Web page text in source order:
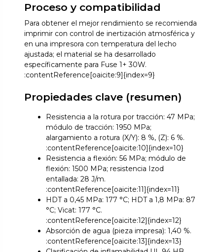
Proceso y compatibilidad
Para obtener el mejor rendimiento se recomienda
imprimir con control de inertización atmosférica y
en una impresora con temperatura del lecho
ajustada; el material se ha desarrollado
específicamente para Fuse 1+ 30W.
:contentReference[oaicite:9]{index=9}
Propiedades clave (resumen)
Resistencia a la rotura por tracción: 47 MPa;
módulo de tracción: 1950 MPa;
alargamiento a rotura (X/Y): 8 %, (Z): 6 %.
:contentReference[oaicite:10]{index=10}
Resistencia a flexión: 56 MPa; módulo de
flexión: 1500 MPa; resistencia Izod
entallada: 28 J/m.
:contentReference[oaicite:11]{index=11}
HDT a 0,45 MPa: 177 °C; HDT a 1,8 MPa: 87
°C; Vicat: 177 °C.
:contentReference[oaicite:12]{index=12}
Absorción de agua (pieza impresa): 1,40 %.
:contentReference[oaicite:13]{index=13}